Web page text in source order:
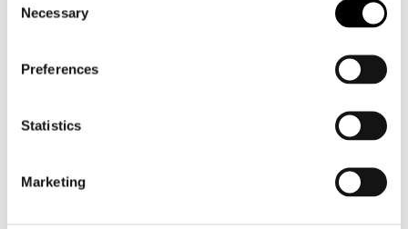
Selection
Necessary
Preferences
Statistics
Marketing
Motorjeans heren
Motorlaarzen heren